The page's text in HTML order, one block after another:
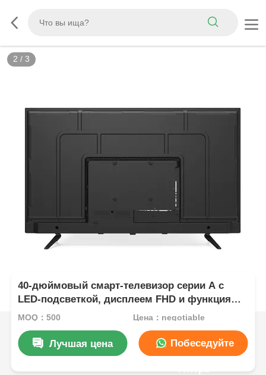
2 / 3
40-дюймовый смарт-телевизор серии A с
LED-подсветкой, дисплеем FHD и функциями
модели 2025 года
MOQ：500 Цена：negotiable
Лучшая цена Побеседуйте